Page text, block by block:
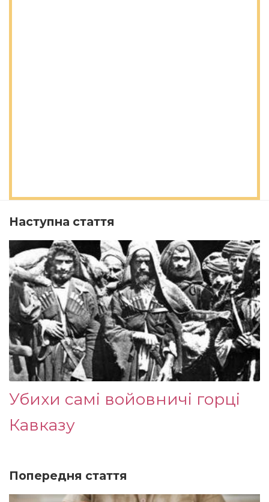
Наступна стаття
Убихи самі войовничі горці
Кавказу
Попередня стаття